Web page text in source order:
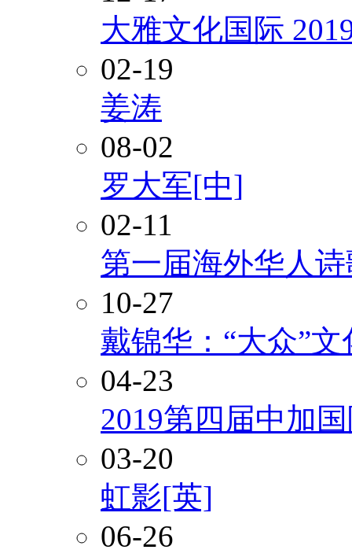
大雅文化国际
02-19
姜涛
08-02
罗大军[中]
02-11
第一届海外华人
10-27
戴锦华：“大众”
04-23
2019第四届中加
03-20
虹影[英]
06-26